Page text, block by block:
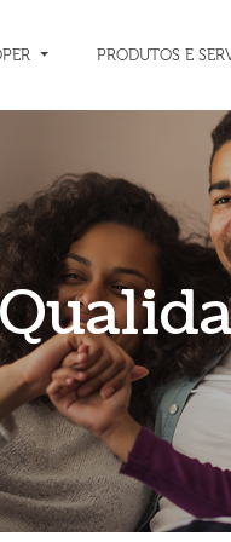
PRODUTOS E